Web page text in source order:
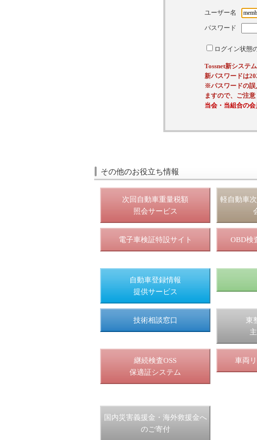
ユーザー名
パスワード
ログイン状態
Tossnet新システ
新パスワードは
※パスワードの誤
ますので、ご注
当会・当組合の
その他のお役立ち情報
次回自動車重量税額
照会サービス
軽自動車
電子車検証特設サイト OBD検
自動車登録情報
提供サービス
技術相談窓口
東
継続検査OSS
保適証システム
車両
国内災害義援金・海外救援金へ
のご寄付